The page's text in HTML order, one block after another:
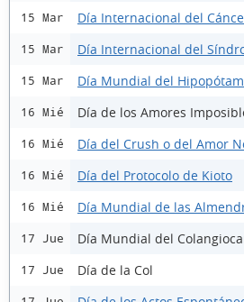
15 Mar Día Internacional del
15 Mar Día Internacional del
15 Mar Día Mundial del
16 Mié Día de los Amores
16 Mié Día del Crush o del Amor
16 Mié Día del Protocolo de Kioto
16 Mié Día Mundial de las
17 Jue Día Mundial del
17 Jue Día de la Col